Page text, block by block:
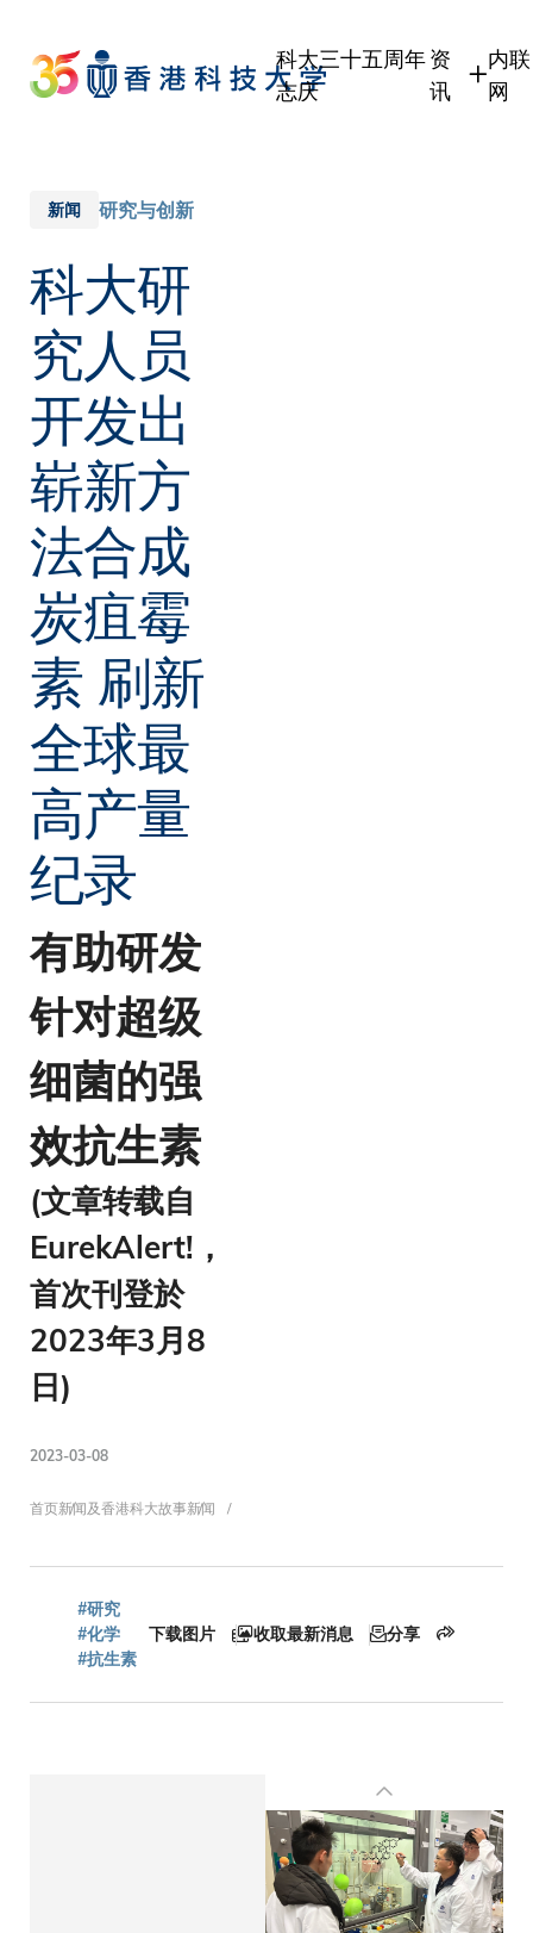
main
content
科大三十五周年
志庆
资
讯
内联
网
新闻 研究与创新
科大研
究人员
开发出
崭新方
法合成
炭疽霉
素 刷新
全球最
高产量
纪录
有助研发
针对超级
细菌的强
效抗生素
(文章转载自
EurekAlert!，
首次刊登於
2023年3月8
日)
2023-03-08
面
包
屑
首页新闻及香港科大故事新闻
#研究
#化学
#抗生素
下载图片 收取最新消息 分享